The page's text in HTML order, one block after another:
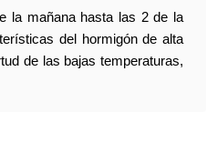
la mañana hasta las 2 de la
del hormigón de alta
de las bajas temperaturas,